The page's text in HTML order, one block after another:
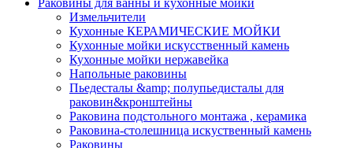
Раковины для ванны и кухонные мойки
Измельчители
Кухонные КЕРАМИЧЕСКИЕ МОЙКИ
Кухонные мойки искусственный камень
Кухонные мойки нержавейка
Напольные раковины
Пьедесталы &amp; полупьедисталы для
раковин&кронштейны
Раковина подстольного монтажа , керамика
Раковина-столешница искуственный камень
Раковины